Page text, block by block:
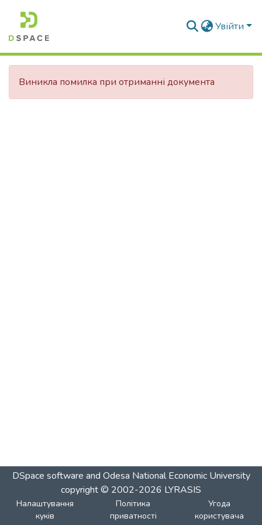
Увійти
Виникла помилка при отриманні документа
DSpace software and Odesa National Economic University
copyright © 2002-2026 LYRASIS
Налаштування
куків
Політика
приватності
Угода
користувача